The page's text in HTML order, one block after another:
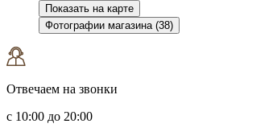
Показать на карте
Фотографии магазина (38)
Отвечаем на звонки
с 10:00 до 20:00